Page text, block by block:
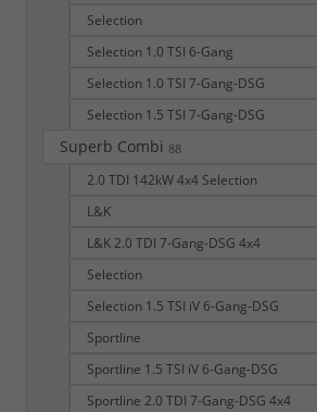
Selection
Selection 1.0 TSI 6-Gang
Selection 1.0 TSI 7-Gang-DSG
Selection 1.5 TSI 7-Gang-DSG
Superb Combi 88
2.0 TDI 142kW 4x4 Selection
L&K
L&K 2.0 TDI 7-Gang-DSG 4x4
Selection
Selection 1.5 TSI iV 6-Gang-DSG
Sportline
Sportline 1.5 TSI iV 6-Gang-DSG
Sportline 2.0 TDI 7-Gang-DSG 4x4